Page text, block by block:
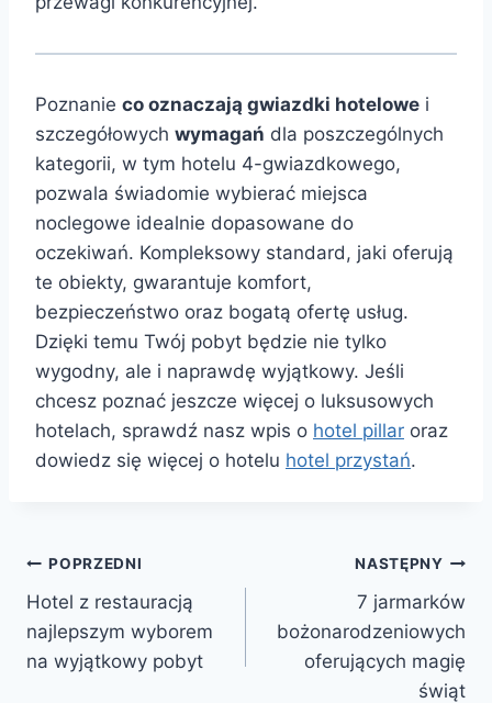
Poznanie co oznaczają gwiazdki hotelowe i
szczegółowych wymagań dla poszczególnych
kategorii, w tym hotelu 4-gwiazdkowego,
pozwala świadomie wybierać miejsca
noclegowe idealnie dopasowane do
oczekiwań. Kompleksowy standard, jaki oferują
te obiekty, gwarantuje komfort,
bezpieczeństwo oraz bogatą ofertę usług.
Dzięki temu Twój pobyt będzie nie tylko
wygodny, ale i naprawdę wyjątkowy. Jeśli
chcesz poznać jeszcze więcej o luksusowych
hotelach, sprawdź nasz wpis o hotel pillar oraz
dowiedz się więcej o hotelu hotel przystań.
Nawigacja
wpisu
POPRZEDNI
Hotel z restauracją
najlepszym wyborem
na wyjątkowy pobyt
NASTĘPNY
7 jarmarków
bożonarodzeniowych
oferujących magię
świąt